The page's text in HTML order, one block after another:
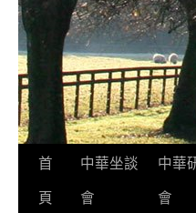
首
頁
中華坐談
會
中華
會